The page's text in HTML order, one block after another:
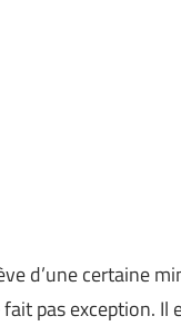
d’une certaine
pas exception.